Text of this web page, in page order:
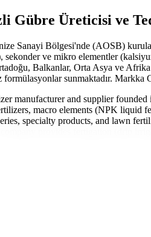
Gübre Üreticisi ve
Sanayi Bölgesi'nde (AOSB)
sekonder ve mikro elementler
Balkanlar, Orta Asya ve
formülasyonlar sunmaktadır.
manufacturer and supplier
macro elements (NPK
specialty products, and lawn